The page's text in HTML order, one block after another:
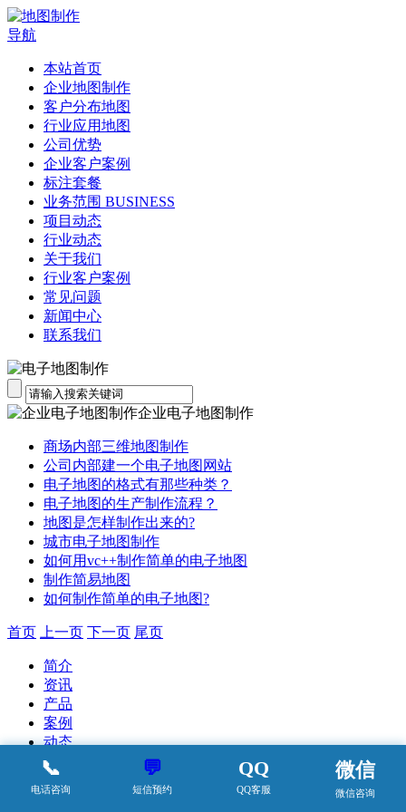
导航
本站首页
企业地图制作
客户分布地图
行业应用地图
公司优势
企业客户案例
标注套餐
业务范围 BUSINESS
项目动态
行业动态
关于我们
行业客户案例
常见问题
新闻中心
联系我们
企业电子地图制作
商场内部三维地图制作
公司内部建一个电子地图网站
电子地图的格式有那些种类？
电子地图的生产制作流程？
地图是怎样制作出来的?
城市电子地图制作
如何用vc++制作简单的电子地图
制作简易地图
如何制作简单的电子地图?
首页 上一页 下一页 尾页
📞
电话咨询
💬
短信预约
QQ
QQ客服
微信
微信咨询
简介
资讯
产品
案例
动态